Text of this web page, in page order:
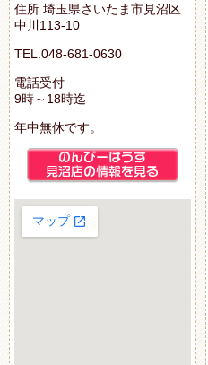
住所.埼玉県さいたま市見沼区
中川113-10
TEL.048-681-0630
電話受付
9時～18時迄
年中無休です。